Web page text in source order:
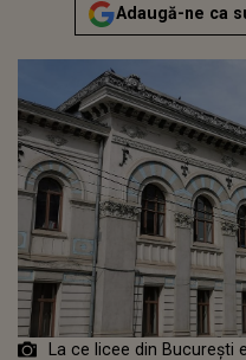
Adaugă-ne ca
La ce licee din